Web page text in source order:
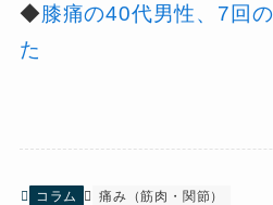
◆膝痛の40代男性、7回
た
コラム 痛み（筋肉・関節）